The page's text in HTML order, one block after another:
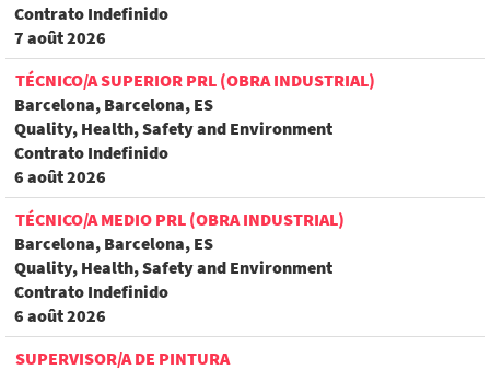
Contrato Indefinido
7 août 2026
TÉCNICO/A SUPERIOR PRL (OBRA INDUSTRIAL)
Barcelona, Barcelona, ES
Quality, Health, Safety and Environment
Contrato Indefinido
6 août 2026
TÉCNICO/A MEDIO PRL (OBRA INDUSTRIAL)
Barcelona, Barcelona, ES
Quality, Health, Safety and Environment
Contrato Indefinido
6 août 2026
SUPERVISOR/A DE PINTURA